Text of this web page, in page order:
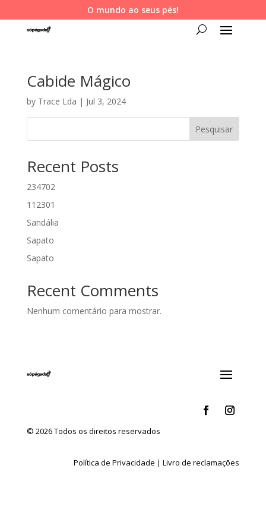
O mundo ao seus pés!
Cabide Mágico
by Trace Lda | Jul 3, 2024
Pesquisar
Recent Posts
234702
112301
Sandália
Sapato
Sapato
Recent Comments
Nenhum comentário para mostrar.
© 2026 Todos os direitos reservados
Política de Privacidade |Livro de reclamações